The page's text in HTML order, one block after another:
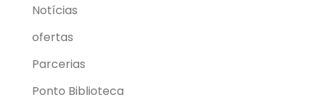
Notícias
ofertas
Parcerias
Ponto Biblioteca